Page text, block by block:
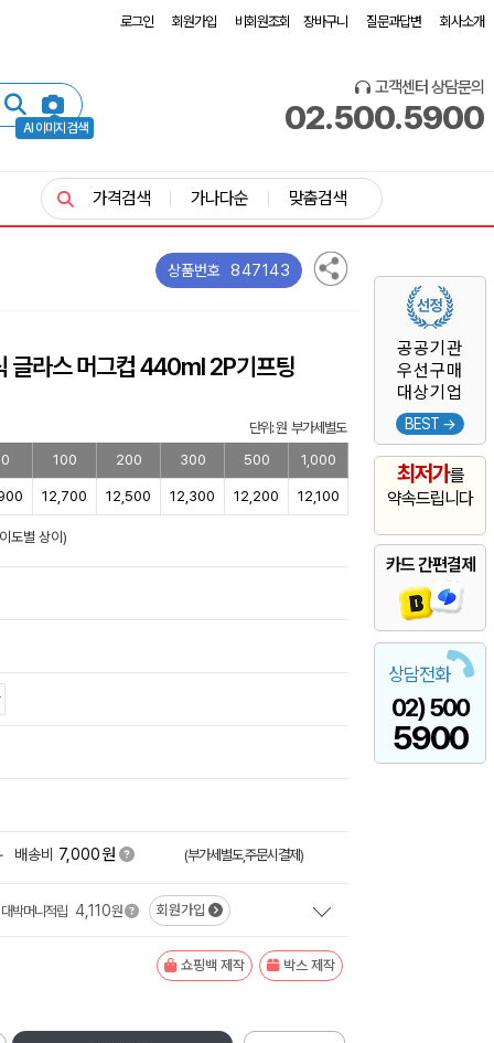
로그인 회원가입 비회원조회 장바구니 질문과답변 회사소개
AI 이미지 검색
고객센터 상담문의
02.500.5900
공공기관
우선구매
대상기업
BEST →
최저가를
약속드립니다
카드 간편결제
상담전화
02) 500
5900
가격검색 가나다순 맞춤검색
상품번호 847143
글라스 머그컵 440ml 2P기프팅
단위: 원 부가세별도
100 200 300 500 1,000
12,700 12,500 12,300 12,200 12,100
도별 상이)
배송비 7,000원 (부가세별도,주문시결제)
대박머니적립 4,110원 회원가입
쇼핑백 제작 박스 제작